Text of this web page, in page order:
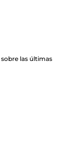
las últimas